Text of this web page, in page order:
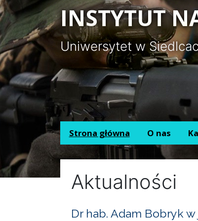
Panel zarządzania plikami cookies
INSTYTUT
Uniwersytet w
Strona główna O nas
Aktualności
Dr hab. Adam Bobryk